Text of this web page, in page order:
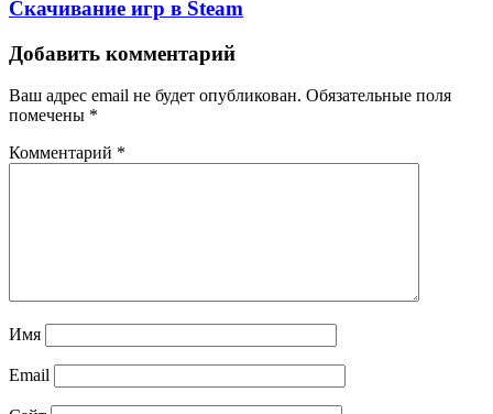
Скачивание игр в Steam
Добавить комментарий
Ваш адрес email не будет опубликован. Обязательные поля
помечены *
Комментарий *
Имя
Email